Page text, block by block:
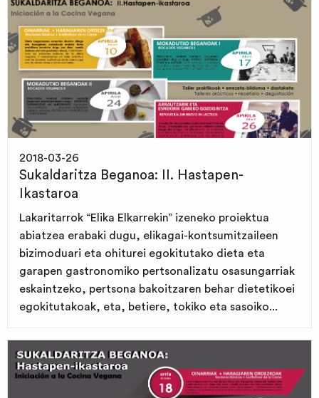
2018-03-26
Sukaldaritza Beganoa: II. Hastapen-
Ikastaroa
Lakaritarrok “Elika Elkarrekin” izeneko proiektua
abiatzea erabaki dugu, elikagai-kontsumitzaileen
bizimoduari eta ohiturei egokitutako dieta eta
garapen gastronomiko pertsonalizatu osasungarriak
eskaintzeko, pertsona bakoitzaren behar dietetikoei
egokitutakoak, eta, betiere, tokiko eta sasoiko...